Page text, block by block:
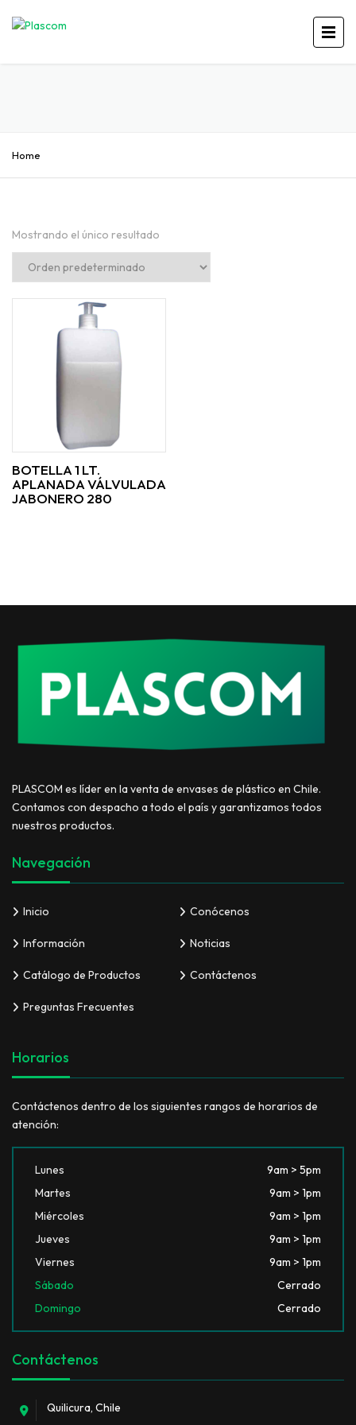
Home
Mostrando el único resultado
BOTELLA 1 LT.
APLANADA VÁLVULADA
JABONERO 280
PLASCOM es líder en la venta de envases de plástico en Chile.
Contamos con despacho a todo el país y garantizamos todos
nuestros productos.
Navegación
Inicio Conócenos
Información Noticias
Catálogo de Productos Contáctenos
Preguntas Frecuentes
Horarios
Contáctenos dentro de los siguientes rangos de horarios de
atención:
Lunes
9am > 5pm
Martes
9am > 1pm
Miércoles
9am > 1pm
Jueves
9am > 1pm
Viernes
9am > 1pm
Sábado
Cerrado
Domingo
Cerrado
Contáctenos
Quilicura, Chile